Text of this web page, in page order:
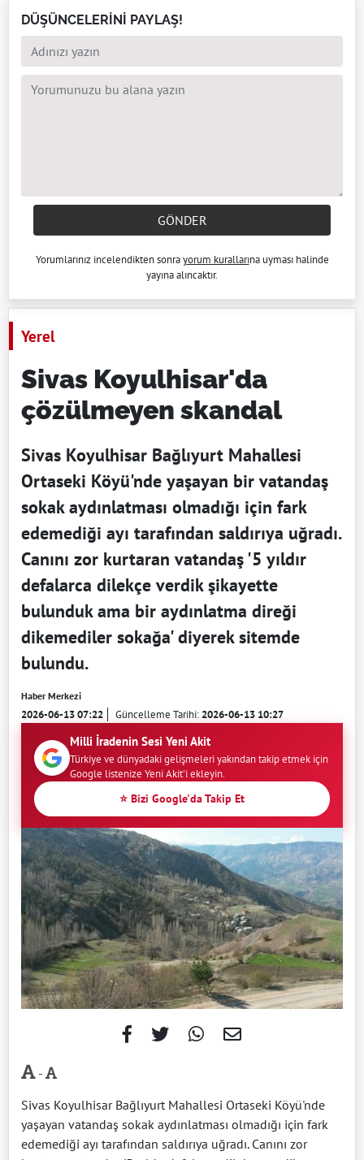
DÜŞÜNCELERİNİ PAYLAŞ!
GÖNDER
Yorumlarınız incelendikten sonrayorum kurallarına uyması halinde
yayına alıncaktır.
Yerel
Sivas Koyulhisar'da
çözülmeyen skandal
Sivas Koyulhisar Bağlıyurt Mahallesi
Ortaseki Köyü'nde yaşayan bir vatandaş
sokak aydınlatması olmadığı için fark
edemediği ayı tarafından saldırıya uğradı.
Canını zor kurtaran vatandaş '5 yıldır
defalarca dilekçe verdik şikayette
bulunduk ama bir aydınlatma direği
dikemediler sokağa' diyerek sitemde
bulundu.
Haber Merkezi
2026-06-13 07:22 Güncelleme Tarihi:2026-06-13 10:27
Milli İradenin Sesi Yeni Akit
Türkiye ve dünyadaki gelişmeleri yakından takip etmek için
Google listenize Yeni Akit'i ekleyin.
⭐ Bizi Google'da Takip Et
-
Sivas Koyulhisar Bağlıyurt Mahallesi Ortaseki Köyü'nde
yaşayan vatandaş sokak aydınlatması olmadığı için fark
edemediği ayı tarafından saldırıya uğradı. Canını zor